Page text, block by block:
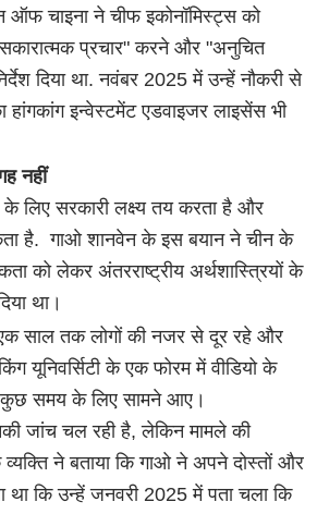
ऑफ चाइना ने चीफ इकोनॉमिस्ट्स को
सकारात्मक प्रचार" करने और "अनुचित
दिया था. नवंबर 2025 में उन्हें नौकरी से
हांगकांग इन्वेस्टमेंट एडवाइजर लाइसेंस भी
नहीं
लिए सरकारी लक्ष्य तय करता है और
है. गाओ शानवेन के इस बयान ने चीन के
को लेकर अंतरराष्ट्रीय अर्थशास्त्रियों के
था।
साल तक लोगों की नजर से दूर रहे और
यूनिवर्सिटी के एक फोरम में वीडियो के
कुछ समय के लिए सामने आए।
जांच चल रही है, लेकिन मामले की
ने बताया कि गाओ ने अपने दोस्तों और
था कि उन्हें जनवरी 2025 में पता चला कि